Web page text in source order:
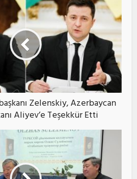
Zelenskiy, Azerbaycan
Aliyev’e Teşekkür Etti